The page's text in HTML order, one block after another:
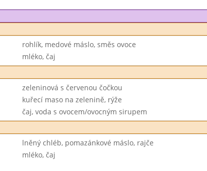
rohlík, medové máslo, směs ovoce
mléko, čaj
zeleninová s červenou čočkou
kuřecí maso na zelenině, rýže
čaj, voda s ovocem/ovocným sirupem
lněný chléb, pomazánkové máslo, rajče
mléko, čaj